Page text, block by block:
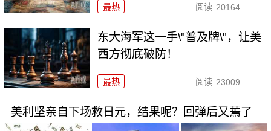
最热 阅读 20164
东大海军这一手\"普及牌\"，让美
西方彻底破防！
最热 阅读 23009
美利坚亲自下场救日元，结果呢？回弹后又蔫了